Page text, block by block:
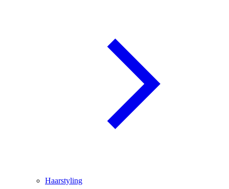
Haarstyling